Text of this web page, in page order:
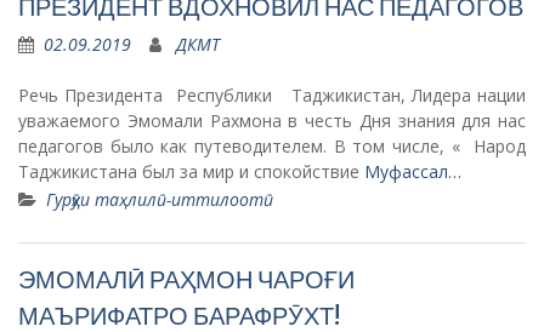
ПРЕЗИДЕНТ ВДОХНОВИЛ НАС ПЕДАГОГОВ
02.09.2019 ДКМТ
Речь Президента Республики Таджикистан, Лидера нации
уважаемого Эмомали Рахмона в честь Дня знания для нас
педагогов было как путеводителем. В том числе, « Народ
Таджикистана был за мир и спокойствие Муфассал…
Гурӯҳи таҳлилӣ-иттилоотӣ
ЭМОМАЛӢ РАҲМОН ЧАРОҒИ
МАЪРИФАТРО БАРАФРӮХТ!